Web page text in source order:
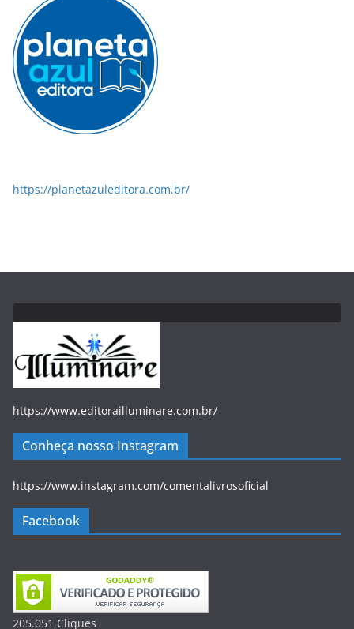
https://planetazuleditora.com.br/
https://www.editorailluminare.com.br/
Conheça nosso Instagram
https://www.instagram.com/comentalivrosoficial
Facebook
205.051 Cliques